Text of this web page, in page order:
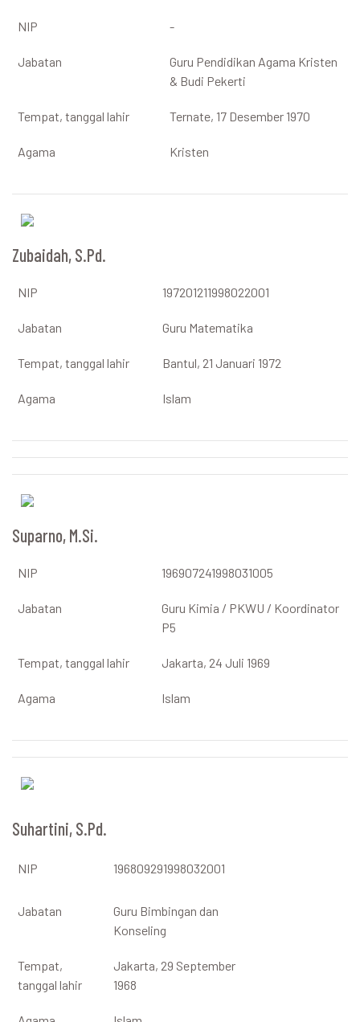
NIP -
Jabatan
Guru Pendidikan Agama Kristen
& Budi Pekerti
Tempat, tanggal lahir Ternate, 17 Desember 1970
Agama Kristen
Zubaidah, S.Pd.
NIP 197201211998022001
Jabatan Guru Matematika
Tempat, tanggal lahir Bantul, 21 Januari 1972
Agama Islam
Suparno, M.Si.
NIP 196907241998031005
Jabatan
Guru Kimia / PKWU / Koordinator
P5
Tempat, tanggal lahir Jakarta, 24 Juli 1969
Agama Islam
Suhartini, S.Pd.
NIP 196809291998032001
Jabatan
Guru Bimbingan dan
Konseling
Tempat,
tanggal lahir
Jakarta, 29 September
1968